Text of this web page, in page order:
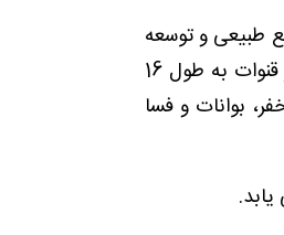
طبیعی و توسعه
کشاورزی و مدیریت موثر منابع آبی را باعث می شوند از این رو در سال جاری تعداد 105 رشته از قنوات به طول 16
بوانات و فسا